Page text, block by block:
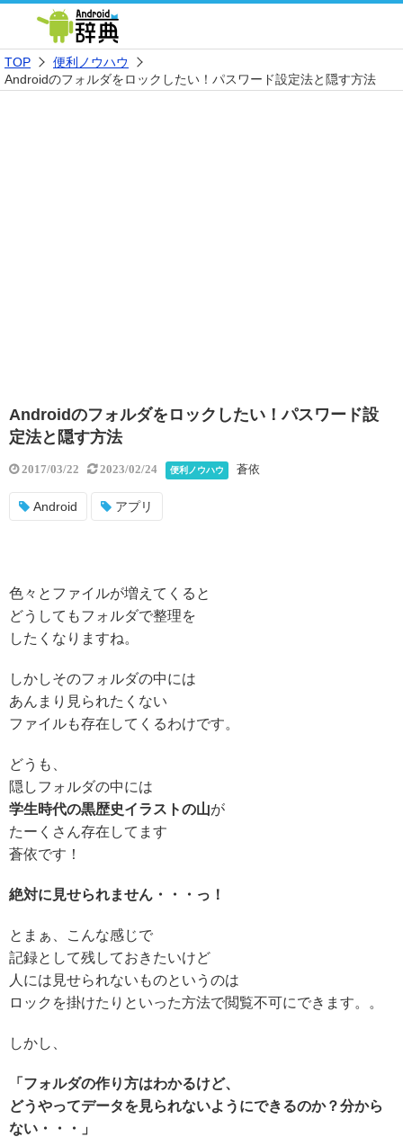
TOP
便利ノウハウ
Androidのフォルダをロックしたい！パスワード設定法と隠す方法
Androidのフォルダをロックしたい！パスワード設
定法と隠す方法
2017/03/22 2023/02/24 便利ノウハウ 蒼依
Android アプリ
色々とファイルが増えてくると
どうしてもフォルダで整理を
したくなりますね。
しかしそのフォルダの中には
あんまり見られたくない
ファイルも存在してくるわけです。
どうも、
隠しフォルダの中には
学生時代の黒歴史イラストの山が
たーくさん存在してます
蒼依です！
絶対に見せられません・・・っ！
とまぁ、こんな感じで
記録として残しておきたいけど
人には見せられないものというのは
ロックを掛けたりといった方法で閲覧不可にできます。。
しかし、
「フォルダの作り方はわかるけど、
どうやってデータを見られないようにできるのか？分から
ない・・・」